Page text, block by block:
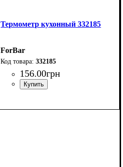
Термометр кухонный 332185
ForBar
332185
156.00грн